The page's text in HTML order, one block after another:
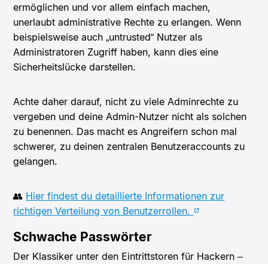
ermöglichen und vor allem einfach machen,
unerlaubt administrative Rechte zu erlangen. Wenn
beispielsweise auch „untrusted“ Nutzer als
Administratoren Zugriff haben, kann dies eine
Sicherheitslücke darstellen.
Achte daher darauf, nicht zu viele Adminrechte zu
vergeben und deine Admin-Nutzer nicht als solchen
zu benennen. Das macht es Angreifern schon mal
schwerer, zu deinen zentralen Benutzeraccounts zu
gelangen.
👥 Hier findest du detaillierte Informationen zur
richtigen Verteilung von Benutzerrollen.
Schwache Passwörter
Der Klassiker unter den Eintrittstoren für Hackern –